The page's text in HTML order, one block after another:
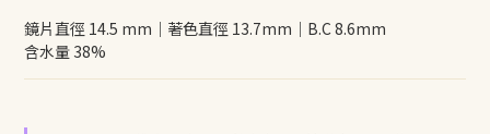
鏡片直徑 14.5 mm｜著色直徑 13.7mm｜B.C 8.6mm
含水量 38%